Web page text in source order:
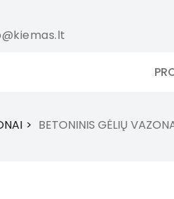
BETONINIS GĖLIŲ